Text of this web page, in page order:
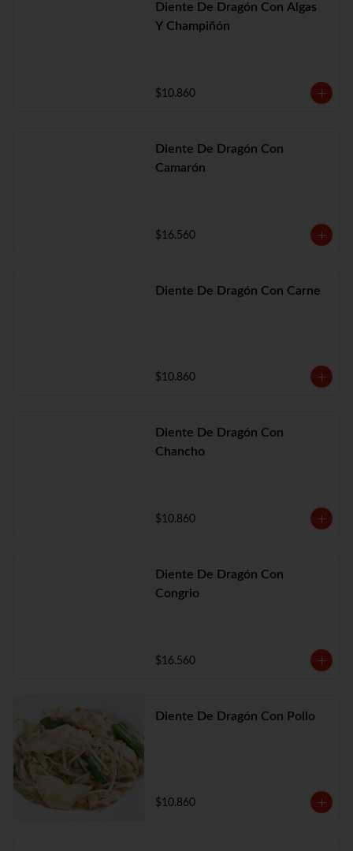
Diente De Dragón Con Algas
Y Champiñón
$10.860
Diente De Dragón Con
Camarón
$16.560
Diente De Dragón Con Carne
$10.860
Diente De Dragón Con
Chancho
$10.860
Diente De Dragón Con
Congrio
$16.560
Diente De Dragón Con Pollo
$10.860